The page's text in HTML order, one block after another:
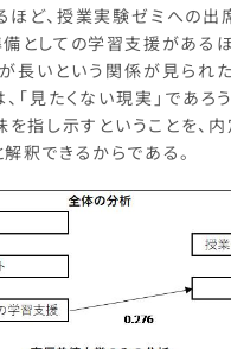
ほど、授業実験ゼミへの
備としての学習支援がある
長いという関係が見られ
「見たくない現実」であろ
指し示すということを、
釈できるからである。